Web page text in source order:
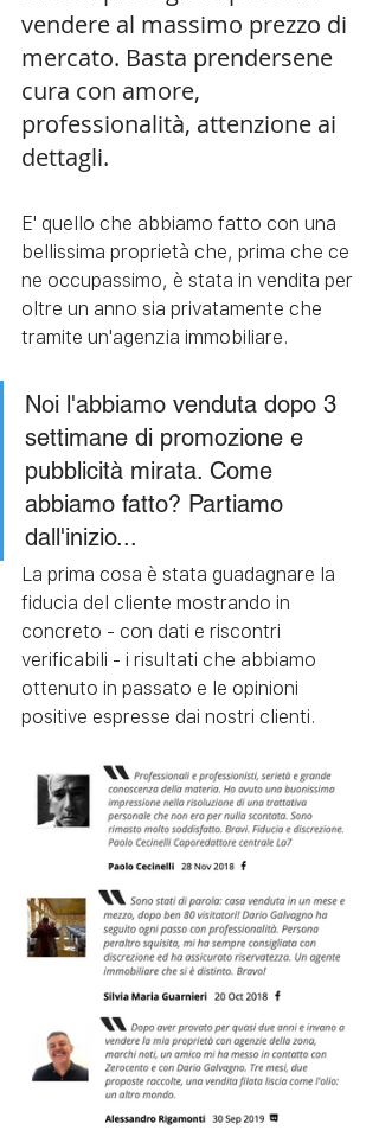
vendere al massimo prezzo di
mercato. Basta prendersene
cura con amore,
professionalità, attenzione ai
dettagli.
E' quello che abbiamo fatto con una
bellissima proprietà che, prima che ce
ne occupassimo, è stata in vendita per
oltre un anno sia privatamente che
tramite un'agenzia immobiliare.
Noi l'abbiamo venduta dopo 3
settimane di promozione e
pubblicità mirata. Come
abbiamo fatto? Partiamo
dall'inizio...
La prima cosa è stata guadagnare la
fiducia del cliente mostrando in
concreto - con dati e riscontri
verificabili - i risultati che abbiamo
ottenuto in passato e le opinioni
positive espresse dai nostri clienti.